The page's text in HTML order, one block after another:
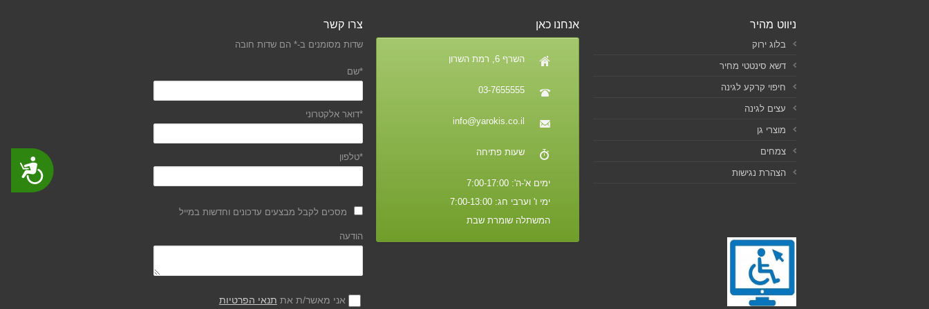
נגישות
ניווט מהיר
בלוג ירוק
דשא סינטטי מחיר
חיפוי קרקע לגינה
עצים לגינה
מוצרי גן
צמחים
הצהרת נגישות
אנחנו כאן
השרף 6, רמת השרון
03-7655555
info@yarokis.co.il
שעות פתיחה
ימים א'-ה': 7:00-17:00
ימי ו' וערבי חג: 7:00-13:00
המשתלה שומרת שבת
צרו קשר
שדות מסומנים ב-* הם שדות חובה
*שם
*דואר אלקטרוני
*טלפון
מסכים לקבל מבצעים עדכונים וחדשות במייל
הודעה
אני מאשר/ת את תנאי הפרטיות